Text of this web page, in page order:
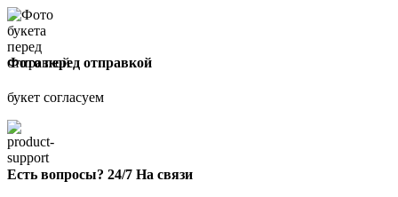
Фото перед отправкой
букет согласуем
Есть вопросы? 24/7 На связи